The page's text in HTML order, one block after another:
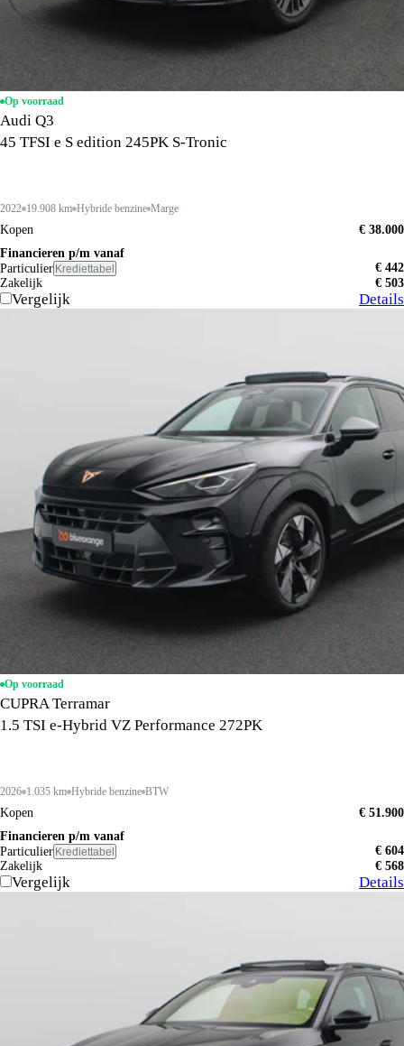
Op voorraad
Audi Q3
45 TFSI e S edition 245PK S-Tronic
2022 19.908 km Hybride benzine Marge
Kopen
€ 38.000
Financieren p/m vanaf
Particulier Krediettabel
€ 442
Zakelijk
€ 503
Vergelijk Details
Op voorraad
CUPRA Terramar
1.5 TSI e-Hybrid VZ Performance 272PK
2026 1.035 km Hybride benzine BTW
Kopen
€ 51.900
Financieren p/m vanaf
Particulier Krediettabel
€ 604
Zakelijk
€ 568
Vergelijk Details